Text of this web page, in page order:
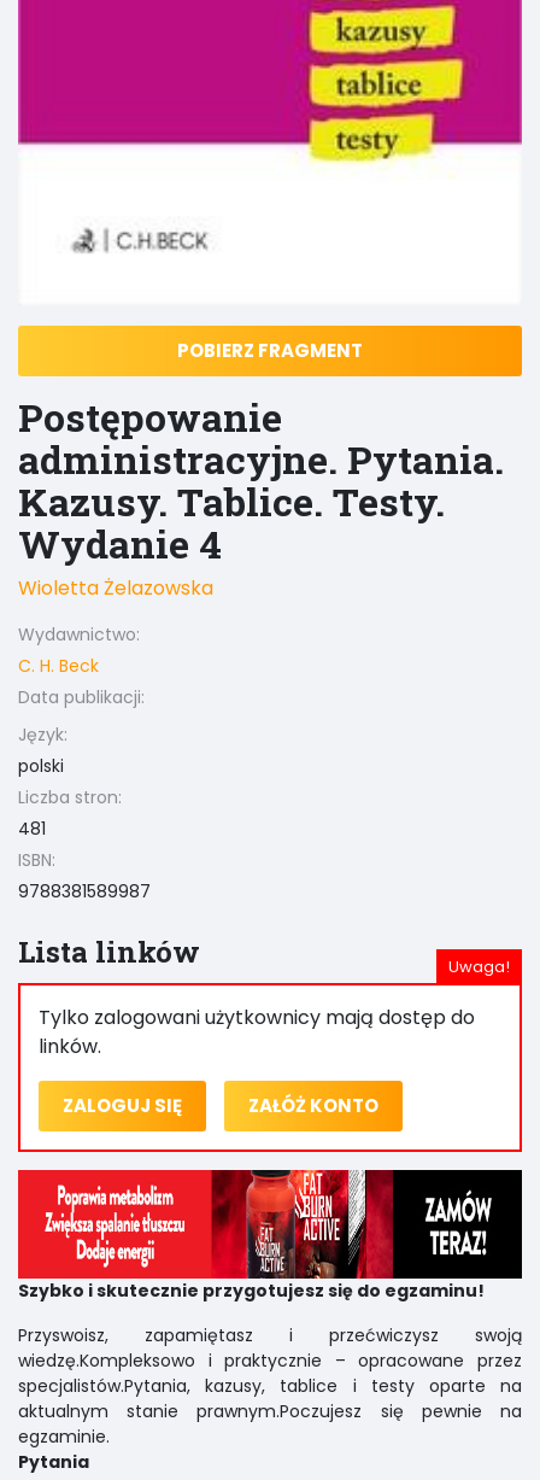
POBIERZ FRAGMENT
Postępowanie
administracyjne. Pytania.
Kazusy. Tablice. Testy.
Wydanie 4
Wioletta Żelazowska
Wydawnictwo:
C. H. Beck
Data publikacji:
Język:
polski
Liczba stron:
481
ISBN:
9788381589987
Lista linków
Tylko zalogowani użytkownicy mają dostęp do
linków.
ZALOGUJ SIĘ ZAŁÓŻ KONTO
Szybko i skutecznie przygotujesz się do egzaminu!
Przyswoisz, zapamiętasz i przećwiczysz swoją
wiedzę.Kompleksowo i praktycznie – opracowane przez
specjalistów.Pytania, kazusy, tablice i testy oparte na
aktualnym stanie prawnym.Poczujesz się pewnie na
egzaminie.
Pytania